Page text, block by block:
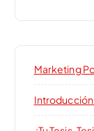
Marketing
Introducción